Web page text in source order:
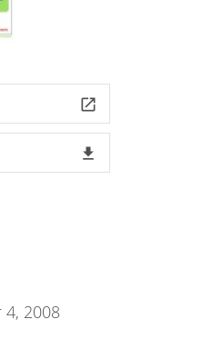
launch
file_download
2008